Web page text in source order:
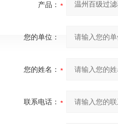
产品：
您的单位：
您的姓名：
联系电话：